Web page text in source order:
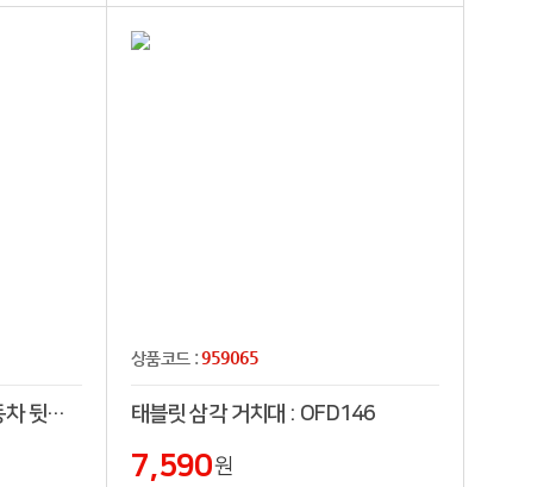
헤드레스트 전용 거치대(자동차 뒷자석 거치대)
상품코드 :959065
태블릿 삼각 거치대 : OFD146
7,590원